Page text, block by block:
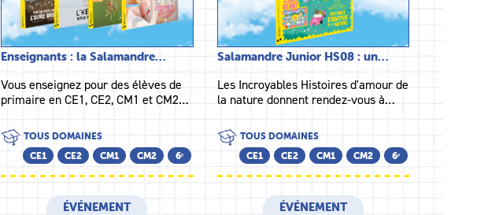
Enseignants : la Salamandre…
Vous enseignez pour des élèves de
primaire en CE1, CE2, CM1 et CM2…
TOUS DOMAINES
CE1
CE2 CM1 CM2 6ᵉ
Salamandre Junior HS08 : un…
Les Incroyables Histoires d'amour de
la nature donnent rendez-vous à…
TOUS DOMAINES
CE1
CE2 CM1 CM2 6ᵉ
ÉVÉNEMENT ÉVÉNEMENT